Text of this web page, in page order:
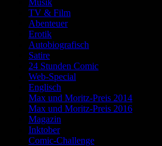
Musik
TV & Film
Abenteuer
Erotik
Autobiografisch
Satire
24 Stunden Comic
Web-Special
Englisch
Max und Moritz-Preis 2014
Max und Moritz-Preis 2016
Magazin
Inktober
Comic-Challenge